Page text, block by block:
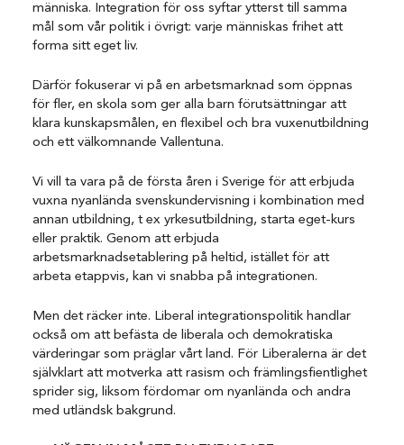
människa. Integration för oss syftar ytterst till samma
mål som vår politik i övrigt: varje människas frihet att
forma sitt eget liv.
Därför fokuserar vi på en arbetsmarknad som öppnas
för fler, en skola som ger alla barn förutsättningar att
klara kunskapsmålen, en flexibel och bra vuxenutbildning
och ett välkomnande Vallentuna.
Vi vill ta vara på de första åren i Sverige för att erbjuda
vuxna nyanlända svenskundervisning i kombination med
annan utbildning, t ex yrkesutbildning, starta eget-kurs
eller praktik. Genom att erbjuda
arbetsmarknadsetablering på heltid, istället för att
arbeta etappvis, kan vi snabba på integrationen.
Men det räcker inte. Liberal integrationspolitik handlar
också om att befästa de liberala och demokratiska
värderingar som präglar vårt land. För Liberalerna är det
självklart att motverka att rasism och främlingsfientlighet
sprider sig, liksom fördomar om nyanlända och andra
med utländsk bakgrund.